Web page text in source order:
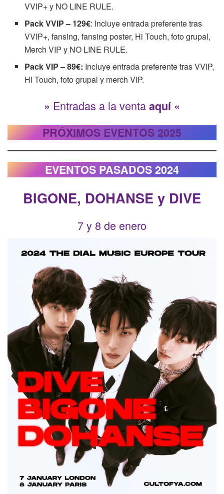
VVIP+ y NO LINE RULE.
Pack VVIP – 129€: Incluye entrada preferente tras
VVIP+, fansing, fansing poster, Hi Touch, foto grupal,
Merch VIP y NO LINE RULE.
Pack VIP – 89€: Incluye entrada preferente tras VVIP,
Hi Touch, foto grupal y merch VIP.
» Entradas a la ventaaquí «
PRÓXIMOS EVENTOS 2025
EVENTOS PASADOS 2024
BIGONE, DOHANSE y DIVE
7 y 8 de enero